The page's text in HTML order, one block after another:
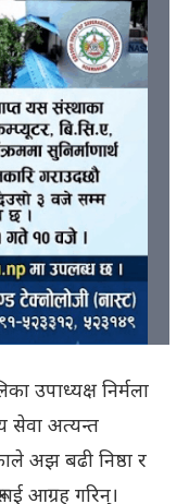
उपाध्यक्ष निर्मला
सेवा अत्यन्त
अझ बढी निष्ठा र
आग्रह गरिन्।